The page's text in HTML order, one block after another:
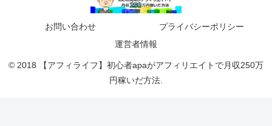
お問い合わせ
プライバシーポリシー
運営者情報
© 2018 【アフィライフ】初心者apaがアフィリエイトで月収250万
円稼いだ方法.